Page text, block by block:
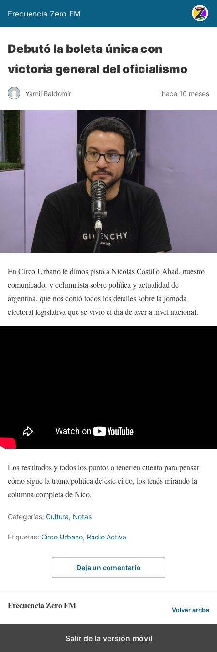
Frecuencia Zero FM
Debutó la boleta única con
victoria general del oficialismo
Yamil Baldomir hace 10 meses
En Circo Urbano le dimos pista a Nicolás Castillo Abad, nuestro
comunicador y columnista sobre política y actualidad de
argentina, que nos contó todos los detalles sobre la jornada
electoral legislativa que se vivió el día de ayer a nivel nacional.
Los resultados y todos los puntos a tener en cuenta para pensar
cómo sigue la trama política de este circo, los tenés mirando la
columna completa de Nico.
Categorías: Cultura, Notas
Etiquetas: Circo Urbano, Radio Activa
Deja un comentario
Frecuencia Zero FM Volver arriba
Salir de la versión móvil